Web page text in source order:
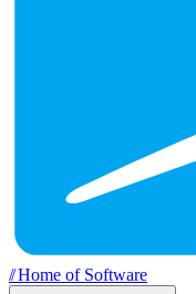
//Home of Software